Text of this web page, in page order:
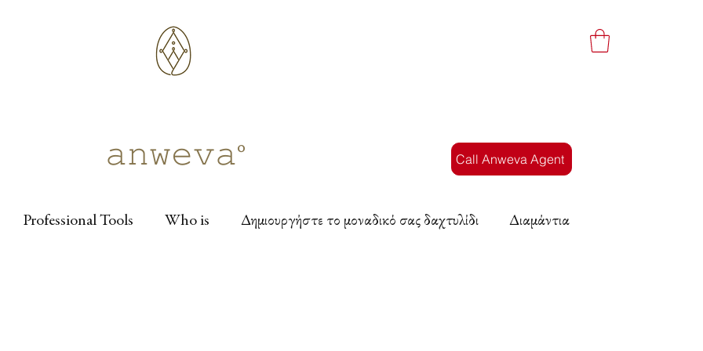
𝚊𝚗𝚠𝚎𝚟𝚊° Call Anweva Agent
Professional Tools Who is Δημιουργήστε το μοναδικό σας δαχτυλίδι Διαμάντια